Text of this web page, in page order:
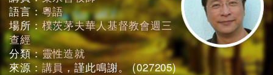
語言：粵語
場所：樸茨茅夫華人基督教會週三
查經
分類：靈性造就
來源：講員，謹此鳴謝。 (027205)